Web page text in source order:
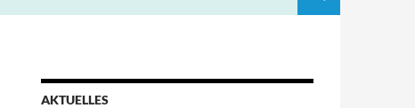
AKTUELLES